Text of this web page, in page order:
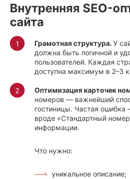
Внутренняя SEO-
сайта
Грамотная структура. У
должна быть логичной и
пользователей. Каждая
доступна максимум в 2–3
Оптимизация карточек
номеров — важнейший
гостиницы. Частая
вроде «Стандартный
информации.
Что нужно:
уникальное описание;